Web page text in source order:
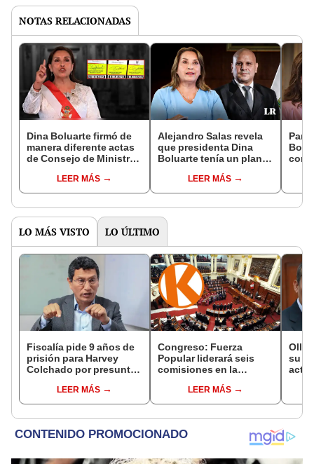
NOTAS RELACIONADAS
Dina Boluarte firmó de
manera diferente actas
de Consejo de Ministros
sesiones se realizaron
de manera remota
LEER MÁS
Alejandro Salas revela
que presidenta Dina
Boluarte tenía un plan
estructurado para
reemplazar a Pedro
LEER MÁS
LO MÁS VISTO LO ÚLTIMO
Fiscalía pide 9 años de
prisión para Harvey
Colchado por presunta
incompatible y falsedad
ideológica
LEER MÁS
Congreso: Fuerza
Popular liderará seis
comisiones en la
LEER MÁS
su